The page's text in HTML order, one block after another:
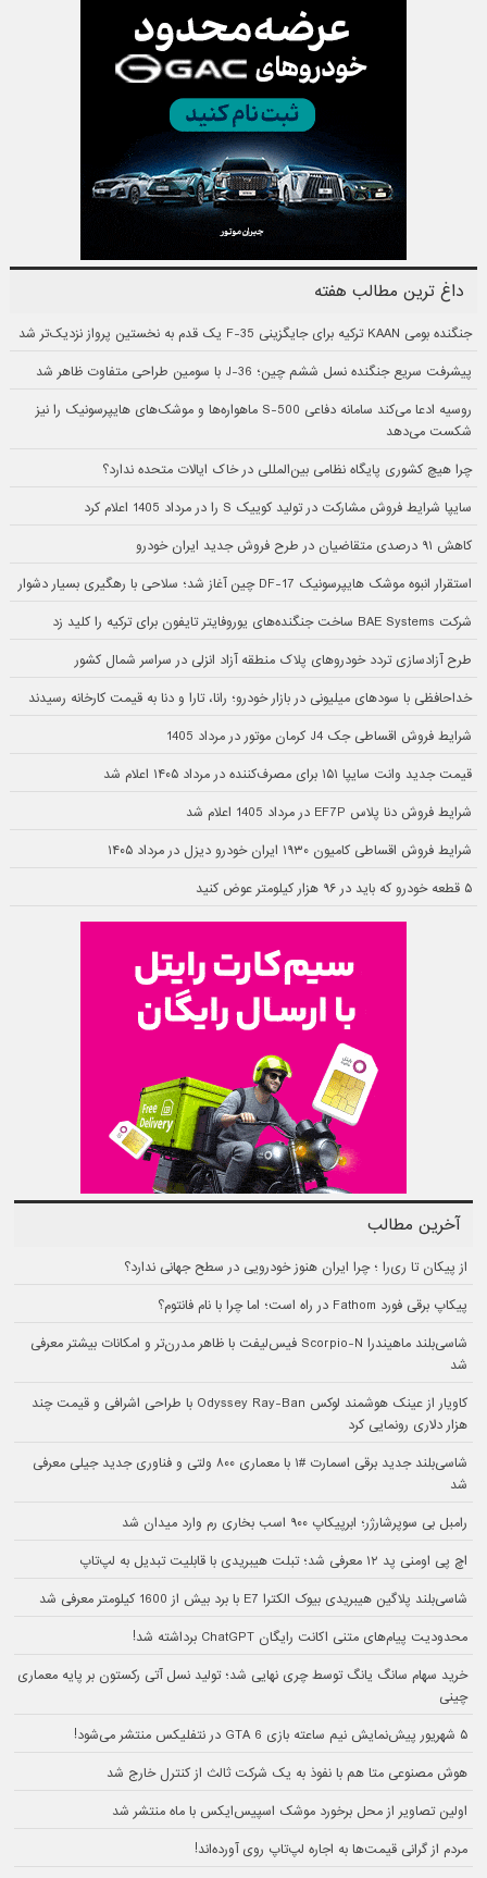
داغ ترین مطالب هفته
جنگنده بومی KAAN ترکیه برای جایگزینی F-35 یک قدم به نخستین پرواز نزدیک‌تر شد
پیشرفت سریع جنگنده نسل ششم چین؛ J-36 با سومین طراحی متفاوت ظاهر شد
روسیه ادعا می‌کند سامانه دفاعی S-500 ماهواره‌ها و موشک‌های هایپرسونیک را نیز
شکست می‌دهد
چرا هیچ کشوری پایگاه نظامی بین‌المللی در خاک ایالات متحده ندارد؟
سایپا شرایط فروش مشارکت در تولید کوییک S را در مرداد 1405 اعلام کرد
کاهش ۹۱ درصدی متقاضیان در طرح فروش جدید ایران خودرو
استقرار انبوه موشک هایپرسونیک DF-17 چین آغاز شد؛ سلاحی با رهگیری بسیار دشوار
شرکت BAE Systems ساخت جنگنده‌های یوروفایتر تایفون برای ترکیه را کلید زد
طرح آزادسازی تردد خودروهای پلاک منطقه آزاد انزلی در سراسر شمال کشور
خداحافظی با سودهای میلیونی در بازار خودرو؛ رانا، تارا و دنا به قیمت کارخانه رسیدند
شرایط فروش اقساطی جک J4 کرمان موتور در مرداد 1405
قیمت جدید وانت سایپا ۱۵۱ برای مصرف‌کننده در مرداد ۱۴۰۵ اعلام شد
شرایط فروش دنا پلاس EF7P در مرداد 1405 اعلام شد
شرایط فروش اقساطی کامیون ۱۹۳۰ ایران خودرو دیزل در مرداد ۱۴۰۵
۵ قطعه خودرو که باید در ۹۶ هزار کیلومتر عوض کنید
آخرین مطالب
از پیکان تا ری‌را ؛ چرا ایران هنوز خودرویی در سطح جهانی ندارد؟
پیکاپ برقی فورد Fathom در راه است؛ اما چرا با نام فانتوم؟
شاسی‌بلند ماهیندرا Scorpio-N فیس‌لیفت با ظاهر مدرن‌تر و امکانات بیشتر معرفی
شد
کاویار از عینک هوشمند لوکس Odyssey Ray-Ban با طراحی اشرافی و قیمت چند
هزار دلاری رونمایی کرد
شاسی‌بلند جدید برقی اسمارت #۱ با معماری ۸۰۰ ولتی و فناوری جدید جیلی معرفی
شد
رامبل بی سوپرشارژر؛ ابرپیکاپ ۹۰۰ اسب بخاری رم وارد میدان شد
اچ پی اومنی پد ۱۲ معرفی شد؛ تبلت هیبریدی با قابلیت تبدیل به لپ‌تاپ
شاسی‌بلند پلاگین هیبریدی بیوک الکترا E7 با برد بیش از 1600 کیلومتر معرفی شد
محدودیت پیام‌های متنی اکانت رایگان ChatGPT برداشته شد!
خرید سهام سانگ‌ یانگ توسط چری نهایی شد؛ تولید نسل آتی رکستون بر پایه معماری
چینی
۵ شهریور پیش‌نمایش نیم ساعته بازی GTA 6 در نتفلیکس منتشر می‌شود!
هوش مصنوعی متا هم با نفوذ به یک شرکت ثالث از کنترل خارج شد
اولین تصاویر از محل برخورد موشک اسپیس‌ایکس با ماه منتشر شد
مردم از گرانی قیمت‌ها به اجاره لپ‌تاپ روی آورده‌اند!